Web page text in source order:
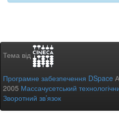
Тема від
Програмне забезпечення DSpace
2005 Массачусетський
Зворотний зв’язок